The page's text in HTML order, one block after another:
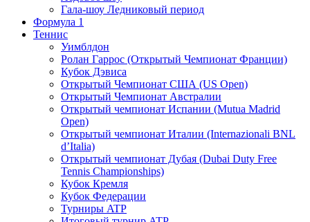
Гала-шоу Ледниковый период
Формула 1
Теннис
Уимблдон
Ролан Гаррос (Открытый Чемпионат Франции)
Кубок Дэвиса
Открытый Чемпионат США (US Open)
Открытый Чемпионат Австралии
Открытый чемпионат Испании (Mutua Madrid
Open)
Открытый чемпионат Италии (Internazionali BNL
d’Italia)
Открытый чемпионат Дубая (Dubai Duty Free
Tennis Championships)
Кубок Кремля
Кубок Федерации
Турниры ATP